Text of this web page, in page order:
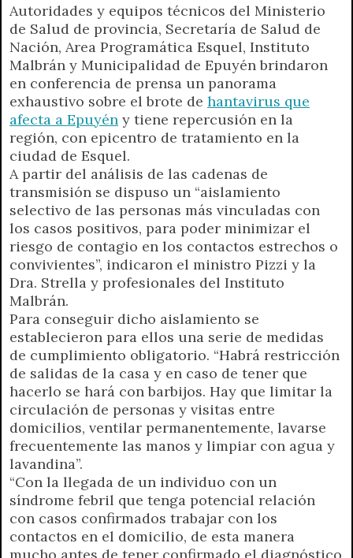
Autoridades y equipos técnicos del Ministerio
de Salud de provincia, Secretaría de Salud de
Nación, Area Programática Esquel, Instituto
Malbrán y Municipalidad de Epuyén brindaron
en conferencia de prensa un panorama
exhaustivo sobre el brote de hantavirus que
afecta a Epuyén y tiene repercusión en la
región, con epicentro de tratamiento en la
ciudad de Esquel.
A partir del análisis de las cadenas de
transmisión se dispuso un “aislamiento
selectivo de las personas más vinculadas con
los casos positivos, para poder minimizar el
riesgo de contagio en los contactos estrechos o
convivientes”, indicaron el ministro Pizzi y la
Dra. Strella y profesionales del Instituto
Malbrán.
Para conseguir dicho aislamiento se
establecieron para ellos una serie de medidas
de cumplimiento obligatorio. “Habrá restricción
de salidas de la casa y en caso de tener que
hacerlo se hará con barbijos. Hay que limitar la
circulación de personas y visitas entre
domicilios, ventilar permanentemente, lavarse
frecuentemente las manos y limpiar con agua y
lavandina”.
“Con la llegada de un individuo con un
síndrome febril que tenga potencial relación
con casos confirmados trabajar con los
contactos en el domicilio, de esta manera
mucho antes de tener confirmado el diagnóstico